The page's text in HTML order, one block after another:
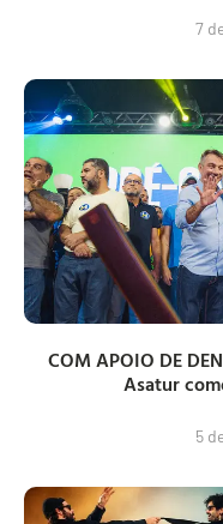
7
COM APOIO DE
Asatur
5